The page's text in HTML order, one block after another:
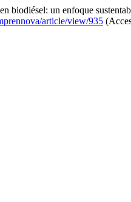
biodiésel: un enfoque
article/view/935